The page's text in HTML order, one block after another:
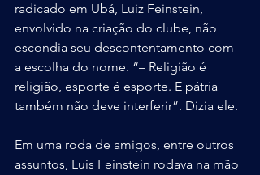
radicado em Ubá, Luiz Feinstein,
envolvido na criação do clube, não
escondia seu descontentamento com
a escolha do nome. “– Religião é
religião, esporte é esporte. E pátria
também não deve interferir”. Dizia ele.
Em uma roda de amigos, entre outros
assuntos, Luis Feinstein rodava na mão